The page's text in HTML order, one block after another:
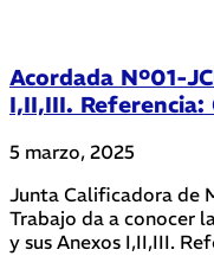
Acordada Nº01-
I,II,III. Referencia:
5 marzo, 2025
Junta Calificadora de
Trabajo da a conocer
y sus Anexos I,II,III.